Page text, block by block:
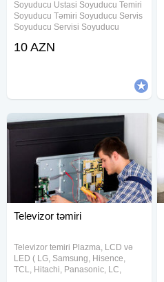
Soyuducu Ustasi Soyuducu Temiri
Soyuducu Təmiri Soyuducu Servis
Soyuducu Servisi Soyuducu
Soyuducu Usdasi suyuducu Ustasi
10 AZN
Televizor təmiri
Televizor temiri Plazma, LCD və
LED ( LG, Samsung, Hisence,
TCL, Hitachi, Panasonic, LC,